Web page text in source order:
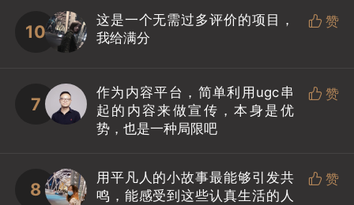
10
这是一个无需过多评价的项目，
我给满分
 赞
7
作为内容平台，简单利用ugc串
起的内容来做宣传，本身是优
势，也是一种局限吧
 赞
8
用平凡人的小故事最能够引发共
鸣，能感受到这些认真生活的人
 赞